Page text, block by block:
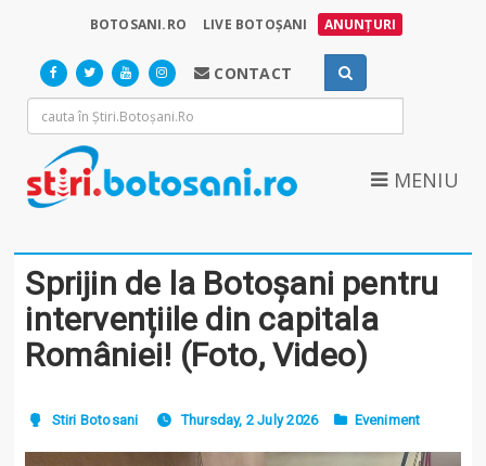
BOTOSANI.RO LIVE BOTOȘANI ANUNȚURI
CONTACT
MENIU
Sprijin de la Botoșani pentru
intervențiile din capitala
României! (Foto, Video)
Stiri Botosani Thursday, 2 July 2026 Eveniment